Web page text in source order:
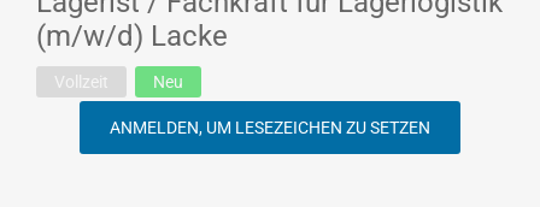
(m/w/d) Lacke
Vollzeit Neu
ANMELDEN, UM LESEZEICHEN ZU SETZEN